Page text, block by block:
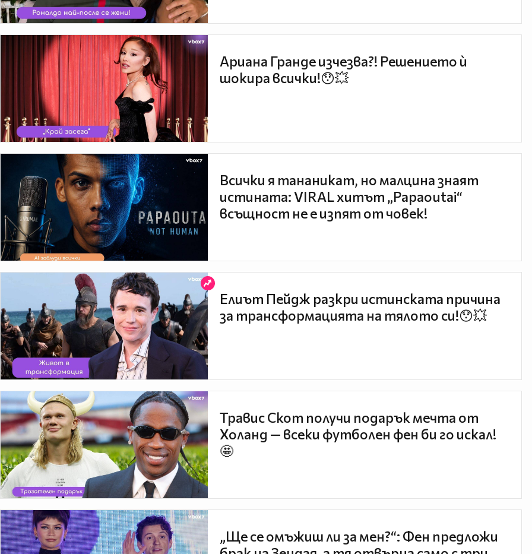
Ариана Гранде изчезва?! Решението ѝ
шокира всички!😯💥
Всички я тананикат, но малцина знаят
истината: VIRAL хитът „Papaoutai“
всъщност не е изпят от човек!
Елиът Пейдж разкри истинската причина
за трансформацията на тялото си!😯💥
Травис Скот получи подарък мечта от
Холанд — всеки футболен фен би го искал!
🤩
„Ще се омъжиш ли за мен?“: Фен предложи